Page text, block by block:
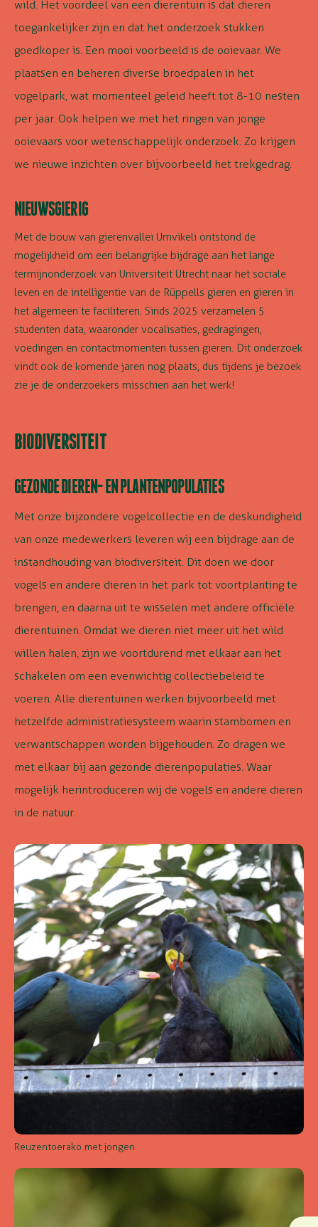
wild. Het voordeel van een dierentuin is dat dieren
toegankelijker zijn en dat het onderzoek stukken
goedkoper is. Een mooi voorbeeld is de ooievaar. We
plaatsen en beheren diverse broedpalen in het
vogelpark, wat momenteel geleid heeft tot 8-10 nesten
per jaar. Ook helpen we met het ringen van jonge
ooievaars voor wetenschappelijk onderzoek. Zo krijgen
we nieuwe inzichten over bijvoorbeeld het trekgedrag.
NIEUWSGIERIG
Met de bouw van gierenvallei Umvikeli ontstond de
mogelijkheid om een belangrijke bijdrage aan het lange
termijnonderzoek van Universiteit Utrecht naar het sociale
leven en de intelligentie van de Rüppells gieren en gieren in
het algemeen te faciliteren. Sinds 2025 verzamelen 5
studenten data, waaronder vocalisaties, gedragingen,
voedingen en contactmomenten tussen gieren. Dit onderzoek
vindt ook de komende jaren nog plaats, dus tijdens je bezoek
zie je de onderzoekers misschien aan het werk!
BIODIVERSITEIT
GEZONDE DIEREN- EN PLANTENPOPULATIES
Met onze bijzondere vogelcollectie en de deskundigheid
van onze medewerkers leveren wij een bijdrage aan de
instandhouding van biodiversiteit. Dit doen we door
vogels en andere dieren in het park tot voortplanting te
brengen, en daarna uit te wisselen met andere officiële
dierentuinen. Omdat we dieren niet meer uit het wild
willen halen, zijn we voortdurend met elkaar aan het
schakelen om een evenwichtig collectiebeleid te
voeren. Alle dierentuinen werken bijvoorbeeld met
hetzelfde administratiesysteem waarin stambomen en
verwantschappen worden bijgehouden. Zo dragen we
met elkaar bij aan gezonde dierenpopulaties. Waar
mogelijk herintroduceren wij de vogels en andere dieren
in de natuur.
Reuzentoerako met jongen